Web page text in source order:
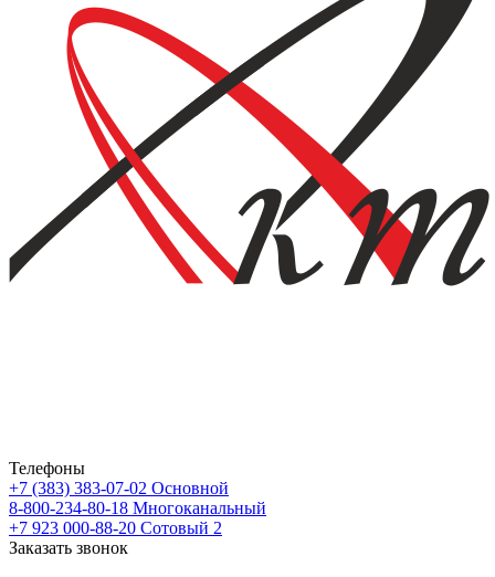
Телефоны
+7 (383) 383-07-02 Основной
8-800-234-80-18 Многоканальный
+7 923 000-88-20 Сотовый 2
Заказать звонок